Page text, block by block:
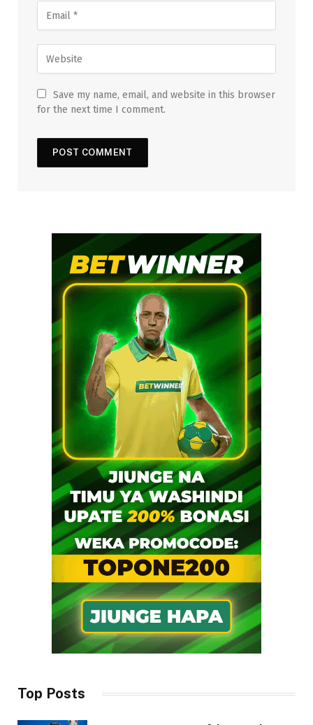
Save my name, email, and website in this browser
for the next time I comment.
Top Posts